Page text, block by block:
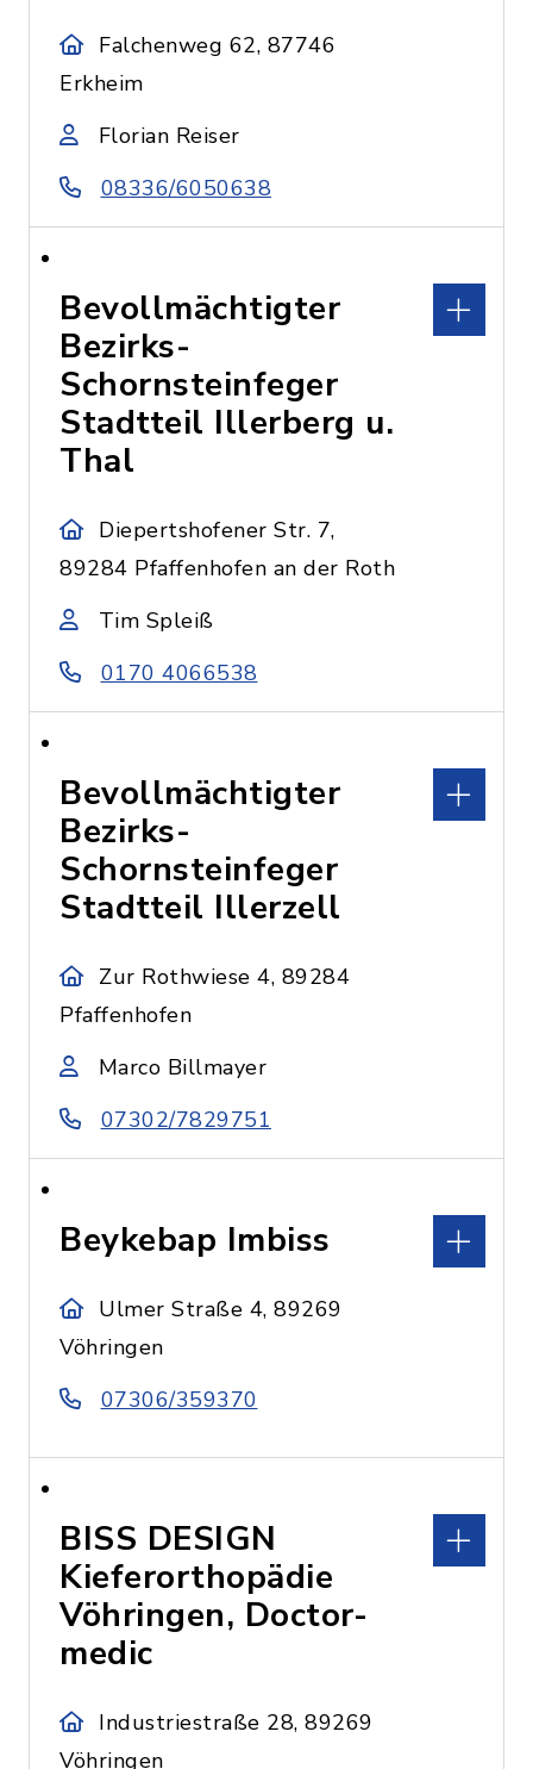
Falchenweg 62, 87746
Erkheim
Florian Reiser
08336/6050638
Bevollmächtigter
Bezirks-
Schornsteinfeger
Stadtteil Illerberg u.
Thal
Diepertshofener Str. 7,
89284 Pfaffenhofen an der Roth
Tim Spleiß
0170 4066538
Bevollmächtigter
Bezirks-
Schornsteinfeger
Stadtteil Illerzell
Zur Rothwiese 4, 89284
Pfaffenhofen
Marco Billmayer
07302/7829751
Beykebap Imbiss
Ulmer Straße 4, 89269
Vöhringen
07306/359370
BISS DESIGN
Kieferorthopädie
Vöhringen, Doctor-
medic
Industriestraße 28, 89269
Vöhringen